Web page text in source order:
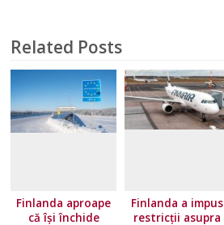
Related Posts
Finlanda aproape
că își închide
Finlanda a impus
restricţii asupra